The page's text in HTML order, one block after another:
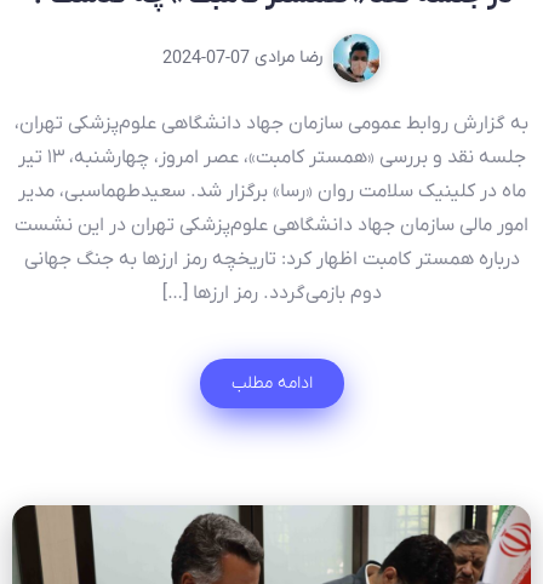
رضا مرادی 2024-07-07
به گزارش روابط عمومی سازمان جهاد دانشگاهی علوم‌‌پزشکی تهران،
جلسه نقد و بررسی «همستر کامبت»، عصر امروز، چهارشنبه، ۱۳ تیر
ماه در کلینیک سلامت روان «رسا» برگزار شد. سعیدطهماسبی، مدیر
امور مالی سازمان جهاد دانشگاهی علوم‌‌پزشکی تهران در این نشست
درباره همستر کامبت اظهار کرد: تاریخچه رمز ارزها به جنگ جهانی
دوم بازمی‌گردد. رمز ارزها […]
ادامه مطلب